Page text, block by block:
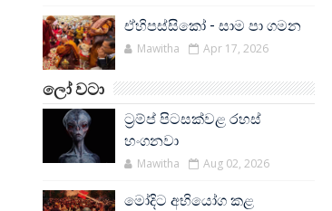
ඒහිපස්සිකෝ - සාම පා ගමන
Mawitha Apr 17, 2026
ලෝ වටා
ට්‍රම්ප් පිටසක්වළ රහස්
හංගනවා
Mawitha Aug 02, 2026
මෝදිට අභියෝග කළ